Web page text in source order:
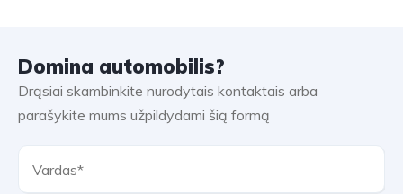
Domina automobilis?
Drąsiai skambinkite nurodytais kontaktais arba
parašykite mums užpildydami šią formą